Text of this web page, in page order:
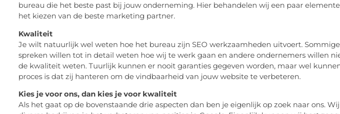
bureau die het beste past bij jouw onderneming. Hier behandelen wij een paar
het kiezen van de beste marketing partner.
Kwaliteit
Je wilt natuurlijk wel weten hoe het bureau zijn SEO werkzaamheden uitvoert.
spreken willen tot in detail weten hoe wij te werk gaan en andere ondernemers willen
de kwaliteit weten. Tuurlijk kunnen er nooit garanties gegeven worden, maar wel
proces is dat zij hanteren om de vindbaarheid van jouw website te verbeteren.
Kies je voor ons, dan kies je voor kwaliteit
Als het gaat op de bovenstaande drie aspecten dan ben je eigenlijk op zoek naar ons.